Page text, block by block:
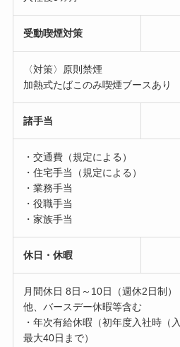
受動喫煙対策
〈対策〉原則禁煙
加熱式たばこのみ喫煙ブースあり
諸手当
・交通費（規定による）
・住宅手当（規定による）
・業務手当
・役職手当
・家族手当
休日・休暇
月間休日 8日～10日（週休2日制）
他、バースデー休暇等含む
・年次有給休暇（初年度入社時（
最大40日まで）